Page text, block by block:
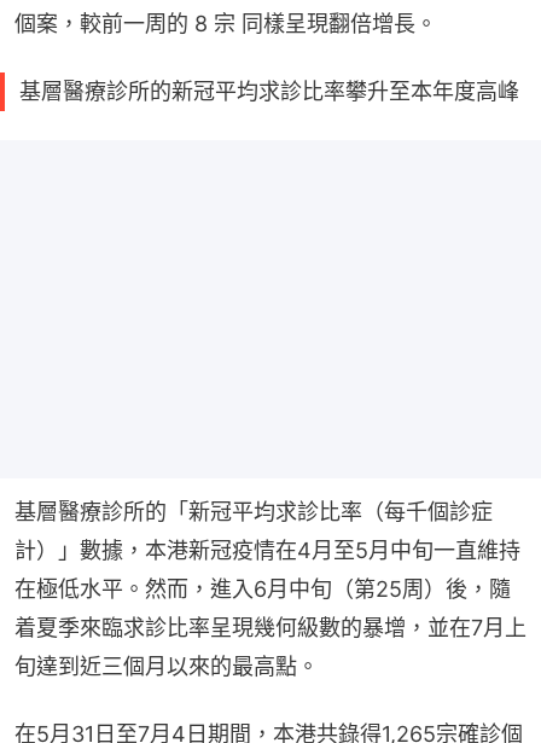
個案，較前一周的 8 宗 同樣呈現翻倍增長。
基層醫療診所的新冠平均求診比率攀升至本年度高峰
基層醫療診所的「新冠平均求診比率（每千個診症
計）」數據，本港新冠疫情在4月至5月中旬一直維持
在極低水平。然而，進入6月中旬（第25周）後，隨
着夏季來臨求診比率呈現幾何級數的暴增，並在7月上
旬達到近三個月以來的最高點。
在5月31日至7月4日期間，本港共錄得1,265宗確診個